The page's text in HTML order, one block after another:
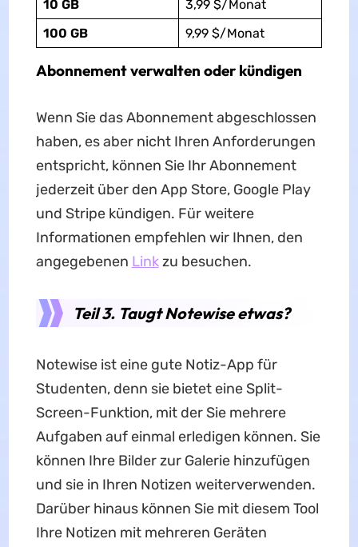
10 GB
3,99 $/Monat
100 GB
9,99 $/Monat
Abonnement verwalten oder kündigen
Wenn Sie das Abonnement abgeschlossen
haben, es aber nicht Ihren Anforderungen
entspricht, können Sie Ihr Abonnement
jederzeit über den App Store, Google Play
und Stripe kündigen. Für weitere
Informationen empfehlen wir Ihnen, den
angegebenen Linkzu besuchen.
Teil 3. Taugt Notewise etwas?
Notewise ist eine gute Notiz-App für
Studenten, denn sie bietet eine Split-
Screen-Funktion, mit der Sie mehrere
Aufgaben auf einmal erledigen können. Sie
können Ihre Bilder zur Galerie hinzufügen
und sie in Ihren Notizen weiterverwenden.
Darüber hinaus können Sie mit diesem Tool
Ihre Notizen mit mehreren Geräten